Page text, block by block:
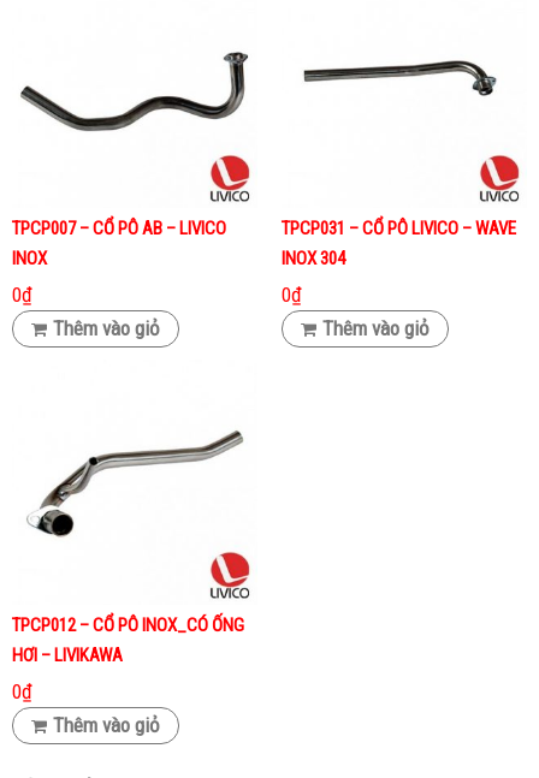
TPCP007 – CỔ PÔ AB – LIVICO
INOX
0₫
Thêm vào giỏ
TPCP031 – CỔ PÔ LIVICO – WAVE
INOX 304
0₫
Thêm vào giỏ
TPCP012 – CỔ PÔ INOX_CÓ ỐNG
HƠI – LIVIKAWA
0₫
Thêm vào giỏ